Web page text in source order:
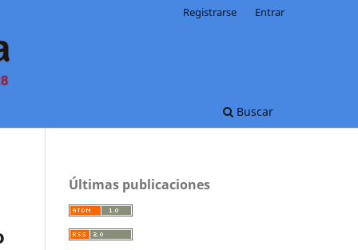
Buscar
Registrarse Entrar
Últimas publicaciones